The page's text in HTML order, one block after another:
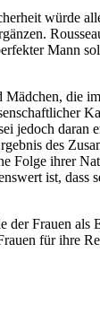
würde
Mann
die
jedoch
des
Folge ihrer
ist,
Frauen
für ihre